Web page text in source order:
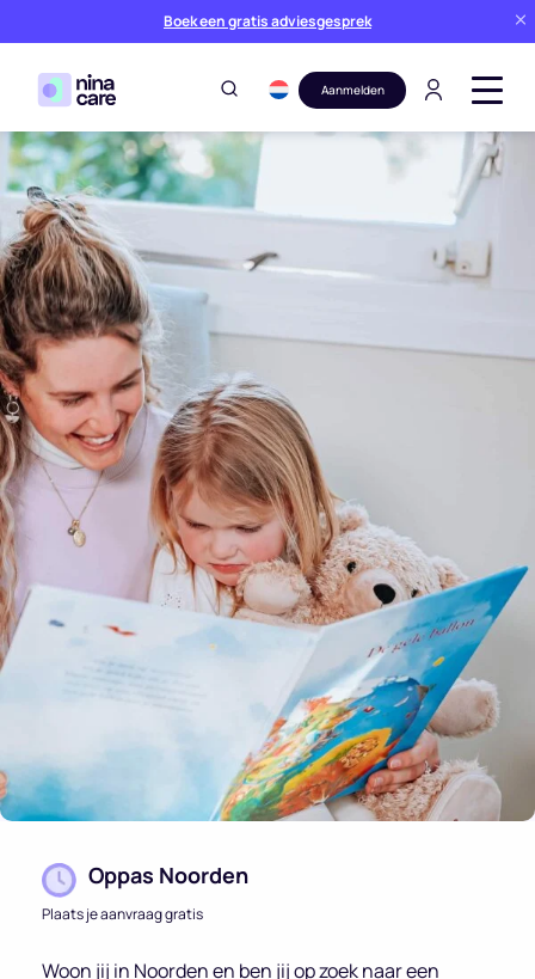
Boek een gratis adviesgesprek
Aanmelden
Oppas Noorden
Plaats je aanvraag gratis
Woon jij in Noorden en ben jij op zoek naar een